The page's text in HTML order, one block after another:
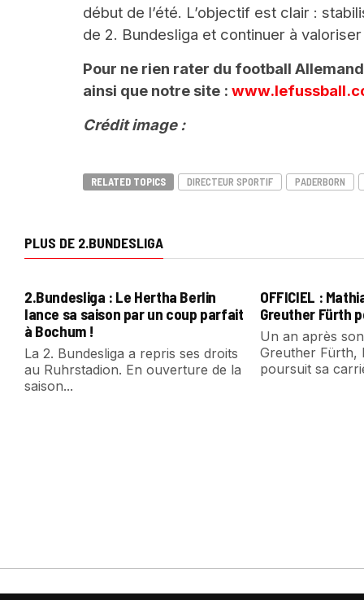
début de l’été. L’objectif est clair :
de 2. Bundesliga et continuer à
Pour ne rien rater du football
ainsi que notre site :
Crédit image :
RELATED TOPICS DIRECTEUR SPORTIF PADERBORN
PLUS DE 2.BUNDESLIGA
2.Bundesliga : Le Hertha Berlin
lance sa saison par un coup parfait
à Bochum !
La 2. Bundesliga a repris ses droits
au Ruhrstadion. En ouverture de la
saison...
OFFICIEL :
Greuther Fürth
Un an après
Greuther Fürth,
poursuit sa